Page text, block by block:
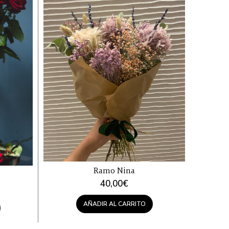
Ramo Nina
40,00€
AÑADIR AL CARRITO